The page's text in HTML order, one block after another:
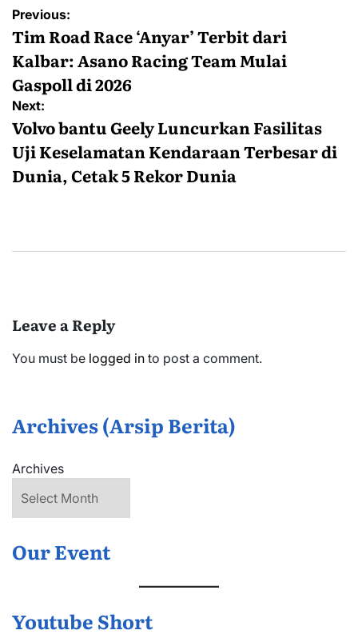
Post
navigation
Previous:
Tim Road Race ‘Anyar’ Terbit dari
Kalbar: Asano Racing Team Mulai
Gaspoll di 2026
Next:
Volvo bantu Geely Luncurkan Fasilitas
Uji Keselamatan Kendaraan Terbesar di
Dunia, Cetak 5 Rekor Dunia
Leave a Reply
You must be logged in to post a comment.
Archives (Arsip Berita)
Archives
Our Event
Youtube Short